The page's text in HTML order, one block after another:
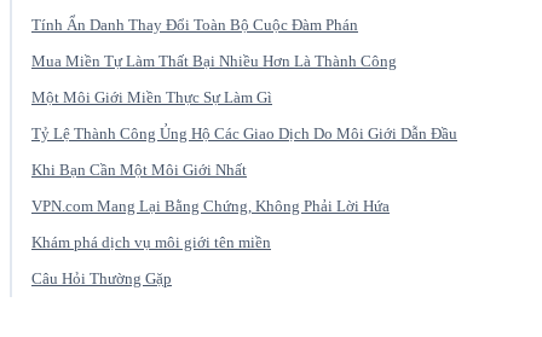
Tính Ẩn Danh Thay Đổi Toàn Bộ Cuộc Đàm Phán
Mua Miền Tự Làm Thất Bại Nhiều Hơn Là Thành Công
Một Môi Giới Miền Thực Sự Làm Gì
Tỷ Lệ Thành Công Ủng Hộ Các Giao Dịch Do Môi Giới Dẫn Đầu
Khi Bạn Cần Một Môi Giới Nhất
VPN.com Mang Lại Bằng Chứng, Không Phải Lời Hứa
Khám phá dịch vụ môi giới tên miền
Câu Hỏi Thường Gặp